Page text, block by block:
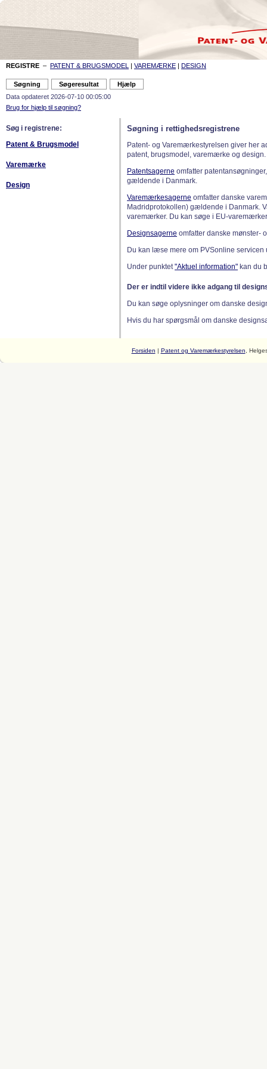
REGISTRE – PATENT & BRUGSMODEL | VAREMÆRKE | DESIGN
Data opdateret 2026-07-10 00:05:00
Brug for hjælp til søgning?
Søg i registrene:
Patent & Brugsmodel
Varemærke
Design
Søgning i rettighedsregistrene
Patent- og Varemærkestyrelsen giver her
patent, brugsmodel, varemærke og design.
Patentsagerne omfatter
gældende i Danmark.
Varemærkesagerne omfatter danske
Madridprotokollen) gældende i Danmark.
varemærker. Du kan søge i EU-
Designsagerne omfatter danske mønster-
Du kan læse mere om PVSonline
Under punktet"Aktuel information" kan du
Der er indtil videre ikke adgang til
Du kan søge oplysninger om danske
Hvis du har spørgsmål om danske
Forsiden | Patent og Varemærkestyrelsen ,